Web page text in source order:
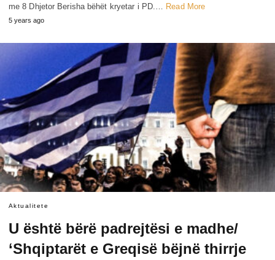
me 8 Dhjetor Berisha bëhët kryetar i PD.…
Read More
5 years ago
Aktualitete
U është bërë padrejtësi e madhe/
‘Shqiptarët e Greqisë bëjnë thirrje